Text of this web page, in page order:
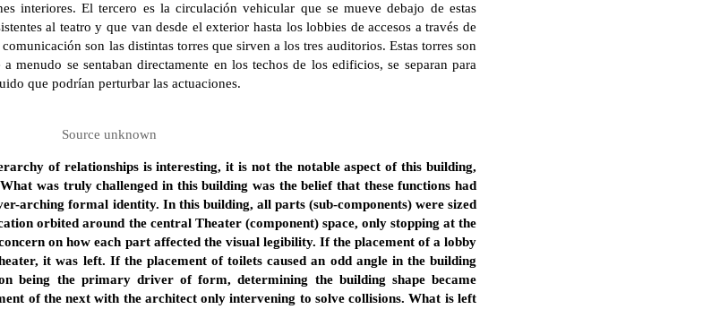
interiores. El tercero es la circulación vehicular que se mueve debajo de estas
al teatro y que van desde el exterior hasta los lobbies de accesos a través de
son las distintas torres que sirven a los tres auditorios. Estas torres son
menudo se sentaban directamente en los techos de los edificios, se separan para
que podrían perturbar las actuaciones.
Source unknown
of relationships is interesting, it is not the notable aspect of this building,
was truly challenged in this building was the belief that these functions had
arching formal identity. In this building, all parts (sub-components) were sized
orbited around the central Theater (component) space, only stopping at the
on how each part affected the visual legibility. If the placement of a lobby
it was left. If the placement of toilets caused an odd angle in the building
being the primary driver of form, determining the building shape became
of the next with the architect only intervening to solve collisions. What is left